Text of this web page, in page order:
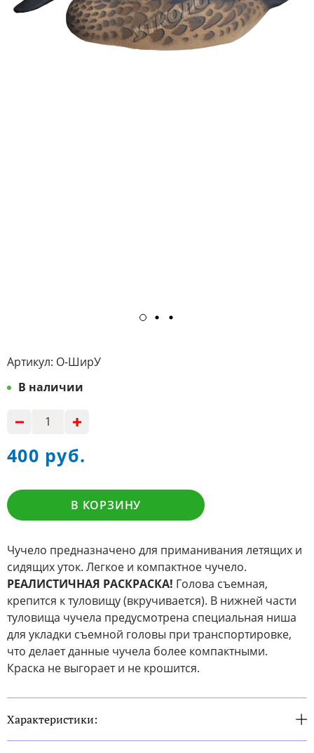
Артикул: О-ШирУ
В наличии
400 руб.
В КОРЗИНУ
Чучело предназначено для приманивания летящих и
сидящих уток. Легкое и компактное чучело.
РЕАЛИСТИЧНАЯ РАСКРАСКА! Голова съемная,
крепится к туловищу (вкручивается). В нижней части
туловища чучела предусмотрена специальная ниша
для укладки съемной головы при транспортировке,
что делает данные чучела более компактными.
Краска не выгорает и не крошится.
Характеристики: